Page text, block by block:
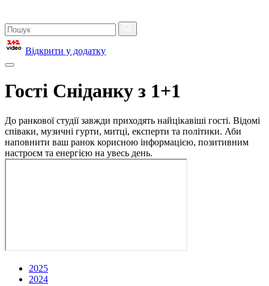
Відкрити у додатку
Гості Сніданку з 1+1
До ранкової студії завжди приходять найцікавіші гості. Відомі
співаки, музичні гурти, митці, експерти та політики. Аби
наповнити ваш ранок корисною інформацією, позитивним
настроєм та енергією на увесь день.
2025
2024